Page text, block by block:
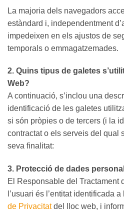
La majoria dels navegadors
estàndard i, independentment
impedeixen en els ajustos de
temporals o emmagatzemades.
2. Quins tipus de galetes
Web?
A continuació, s’inclou una
identificació de les galetes
si són pròpies o de tercers (i la
contractat o els serveis del qual
seva finalitat:
3. Protecció de dades
El Responsable del Tractament
l’usuari és l’entitat identificada a
de Privacitatdel lloc web, i